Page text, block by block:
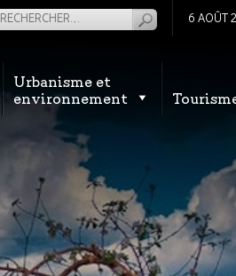
6 AOÛT
Urbanisme et
environnement